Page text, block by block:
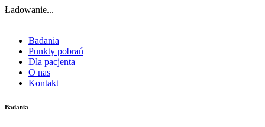
Ładowanie...
Badania
Punkty pobrań
Dla pacjenta
O nas
Kontakt
Badania